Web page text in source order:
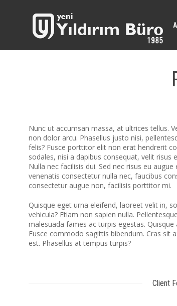
Nunc ut accumsan massa, at ultrices tellus.
non dolor arcu. Phasellus justo nisi,
felis? Fusce porttitor elit non erat hendrerit
sodales, nisi a dapibus consequat, velit
Nulla nec facilisis dui. Sed nec risus eu
venenatis consectetur nulla nec, faucibus
consectetur augue non, facilisis porttitor mi.
Quisque eget urna eleifend, laoreet velit in,
vehicula? Etiam non sapien nulla.
malesuada fames ac turpis egestas. Quisque
Fusce commodo sagittis bibendum. Cras sit
est. Phasellus at tempus turpis?
Client